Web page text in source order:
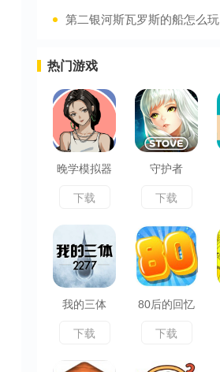
第二银河斯瓦罗斯的船怎么玩
热门游戏
晚学模拟器
下载
守护者
下载
我的三体
下载
80后的回忆
下载